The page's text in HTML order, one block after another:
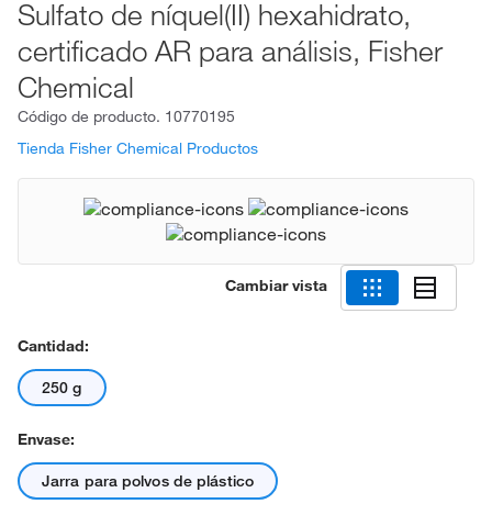
Sulfato de níquel(II) hexahidrato,
certificado AR para análisis, Fisher
Chemical
Código de producto. 10770195
Tienda Fisher Chemical Productos
Cambiar vista
Cantidad:
250 g
Envase:
Jarra para polvos de plástico